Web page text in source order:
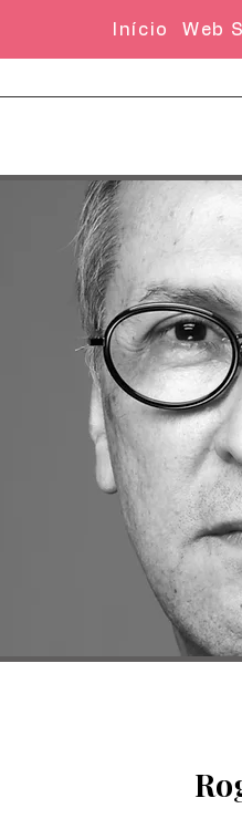
Início Web